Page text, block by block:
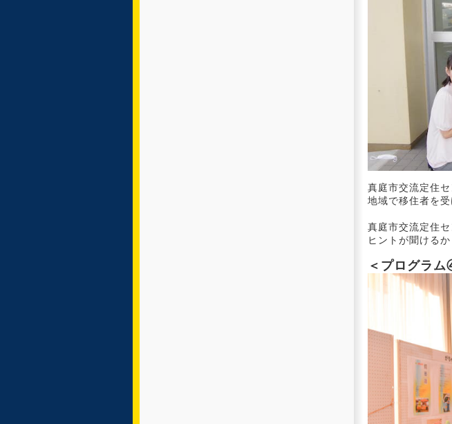
真庭市交流定住
地域で移住者を
真庭市交流定住
ヒントが聞けるか
＜プログラ